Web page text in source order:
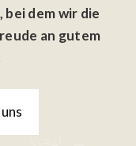
dem wir die
an gutem